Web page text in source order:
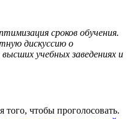
сроков обучения.
дискуссию о
учебных заведениях и
того, чтобы проголосовать.